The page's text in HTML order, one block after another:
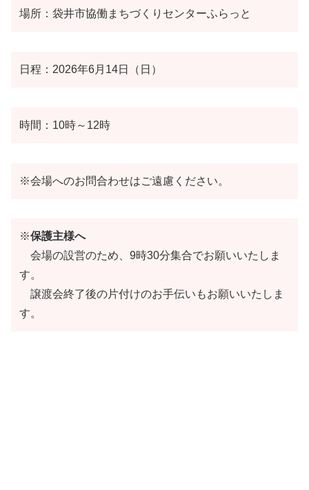
場所：袋井市協働まちづくりセンターふらっと
日程：2026年6月14日（日）
時間：10時～12時
※会場へのお問合わせはご遠慮ください。
※保護主様へ
会場の設営のため、9時30分集合でお願いいたしま
す。
譲渡会終了後の片付けのお手伝いもお願いいたしま
す。